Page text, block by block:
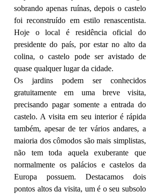
sobrando apenas ruínas, depois o castelo
foi reconstruído em estilo renascentista.
Hoje o local é residência oficial do
presidente do país, por estar no alto da
colina, o castelo pode ser avistado de
quase qualquer lugar da cidade.
Os jardins podem ser conhecidos
gratuitamente em uma breve visita,
precisando pagar somente a entrada do
castelo. A visita em seu interior é rápida
também, apesar de ter vários andares, a
maioria dos cômodos são mais simplistas,
não tem toda aquela exuberante que
normalmente os palácios e castelos da
Europa possuem. Destacamos dois
pontos altos da visita, um é o seu subsolo